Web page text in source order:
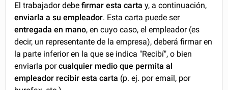
El trabajador debefirmar esta carta y, a continuación,
enviarla a su empleador. Esta carta puede ser
entregada en mano, en cuyo caso, el empleador (es
decir, un representante de la empresa), deberá firmar en
la parte inferior en la que se indica "Recibí", o bien
enviarla porcualquier medio que permita al
empleador recibir esta carta (p. ej. por email, por